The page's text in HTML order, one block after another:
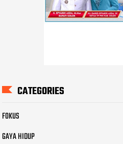
CATEGORIES
FOKUS
GAYA HIDUP